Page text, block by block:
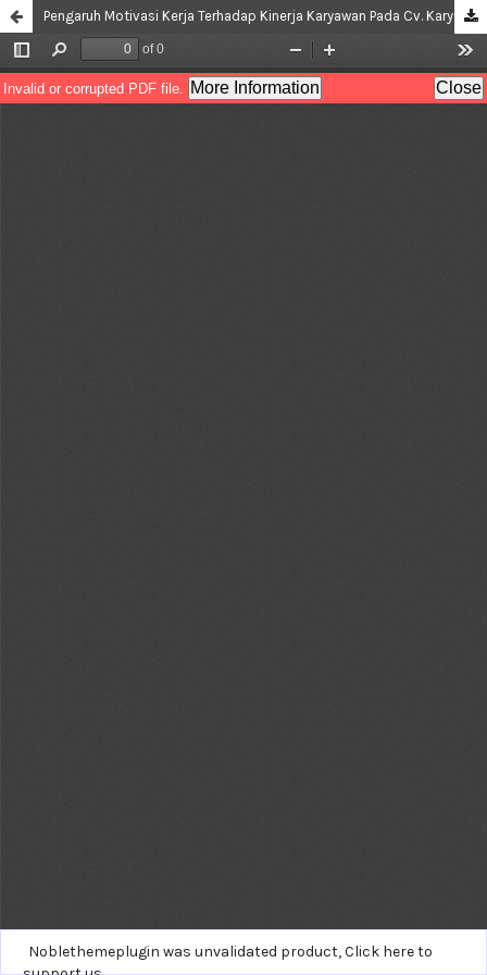
Pengaruh Motivasi Kerja Terhadap Kinerja Karyawan Pada Cv. Karya Mandiri, Majalengka, Jawa Barat
Noblethemeplugin was unvalidated product,Click here to